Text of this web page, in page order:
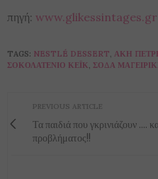
πηγή: www.glikessintages.gr
TAGS: NESTLÉ DESSERT, ΆΚΗ
ΣΟΚΟΛΑΤΈΝΙΟ ΚΈΙΚ, ΣΌΔΑ
PREVIOUS ARTICLE
Τα παιδιά που γκρινιάζουν ....
προβλήματος!!